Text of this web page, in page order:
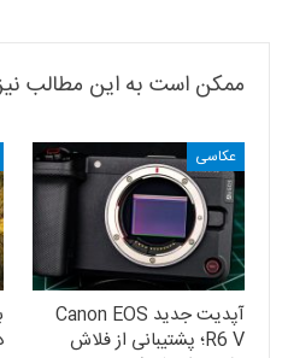
ممکن است به این مطالب
عکاسی
آپدیت جدید Canon EOS
R6 V؛ پشتیبانی از فلاش